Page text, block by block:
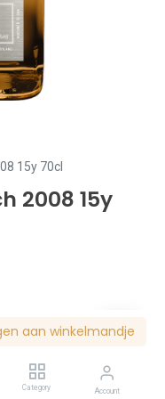
aan winkelmandje
Category Account
15y 70cl
2008 15y